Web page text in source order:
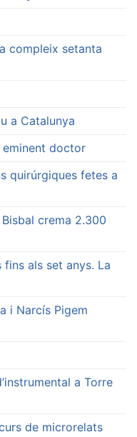
compleix setanta
a Catalunya
eminent doctor
quirúrgiques fetes a
crema 2.300
fins als set anys. La
i Narcís Pigem
a Torre
de microrelats